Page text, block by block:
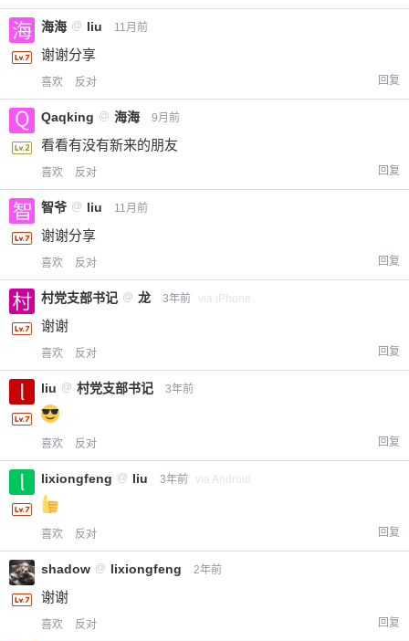
海海 @ liu 11月前
谢谢分享
喜欢 反对 回复
Qaqking @ 海海 9月前
看看有没有新来的朋友
喜欢 反对 回复
智爷 @ liu 11月前
谢谢分享
喜欢 反对 回复
村党支部书记 @ 龙 3年前 via iPhone
谢谢
喜欢 反对 回复
liu @ 村党支部书记 3年前
喜欢 反对 回复
lixiongfeng @ liu 3年前 via Android
喜欢 反对 回复
shadow @ lixiongfeng 2年前
谢谢
喜欢 反对 回复